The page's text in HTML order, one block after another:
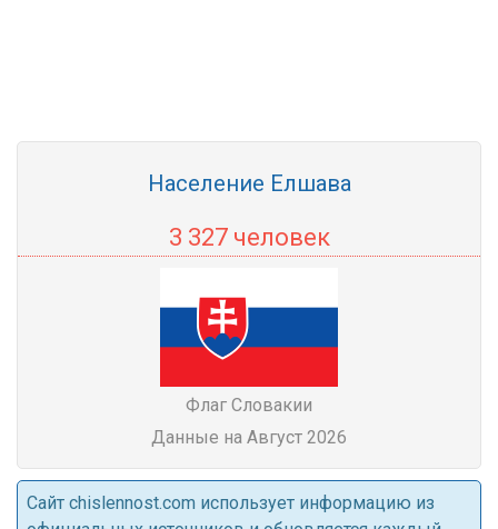
Население Елшава
3 327 человек
Флаг Словакии
Данные на Август 2026
Cайт chislennost.com использует информацию из